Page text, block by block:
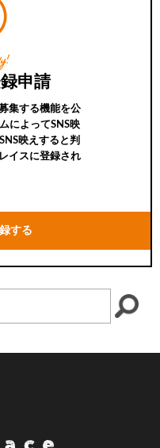
申請
集する機能を公
によってSNS映
映えすると判
イスに登録され
する